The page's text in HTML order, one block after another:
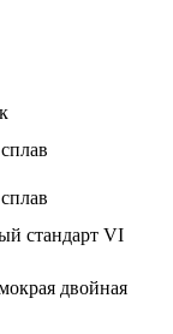
стандарт VI
двойная